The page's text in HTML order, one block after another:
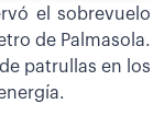
el sobrevuelo
de Palmasola.
patrullas en los